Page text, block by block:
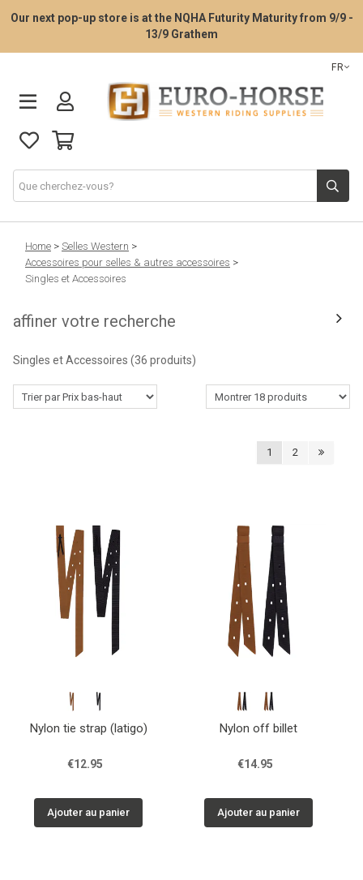
Our next pop-up store is at the NQHA Futurity Maturity from 9/9 -
13/9 Grathem
FR
La consultation d’essayage de selle
Selles Western
Outlet
Contactez-nous
Home > Selles Western >
Accessoires pour selles & autres accessoires >
Singles et Accessoires
affiner votre recherche
Singles et Accessoires (36 produits)
1 2
Nylon tie strap (latigo)
€12.95
Ajouter au panier
Nylon off billet
€14.95
Ajouter au panier